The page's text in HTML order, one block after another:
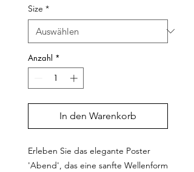
Size *
Anzahl *
In den Warenkorb
Erleben Sie das elegante Poster
'Abend', das eine sanfte Wellenform